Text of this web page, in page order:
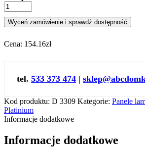
Wyceń zamówienie i sprawdź dostępność
Cena: 154.16zł
tel. 533 373 474 |
Kod produktu: D 3309 Kategorie: Panele
Platinium
Informacje dodatkowe
Informacje dodatkowe